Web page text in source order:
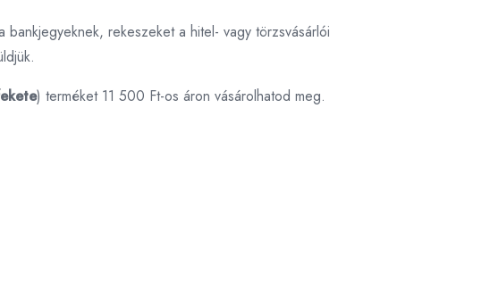
rekeszeket a hitel- vagy törzsvásárlói
) terméket 11 500 Ft-os áron vásárolhatod meg.